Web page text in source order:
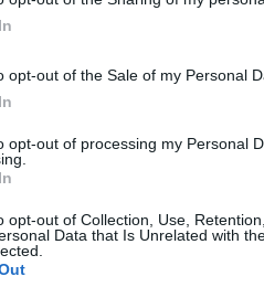
opt-out of the Sale of my Personal
opt-out of processing my Personal
opt-out of Collection, Use,
Data that Is Unrelated with
portfolio.hu hírarchívumához
tartalmazza:
cikkarchívum